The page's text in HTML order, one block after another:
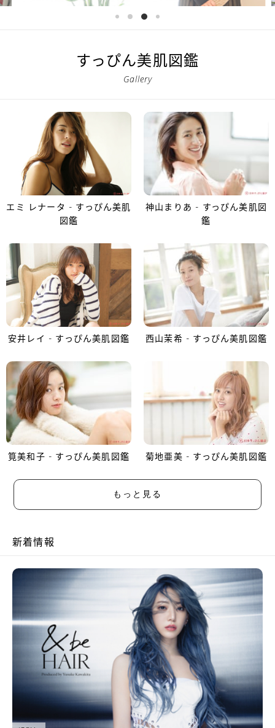
すっぴん美肌図鑑
Gallery
エミ レナータ - すっぴん美肌
図鑑
神山まりあ - すっぴん美肌図
鑑
安井レイ - すっぴん美肌図鑑 西山茉希 - すっぴん美肌図鑑
筧美和子 - すっぴん美肌図鑑 菊地亜美 - すっぴん美肌図鑑
もっと見る
新着情報